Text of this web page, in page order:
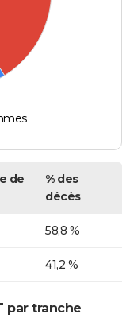
de
% des
décès
58,8 %
41,2 %
par tranche